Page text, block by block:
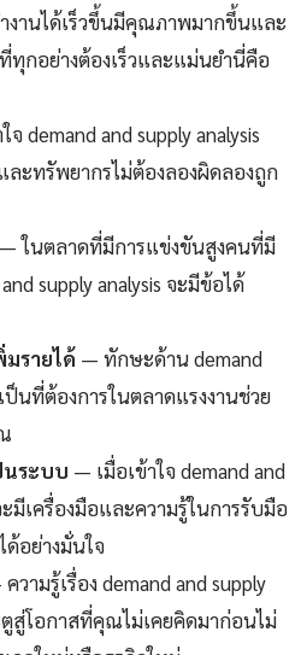
งานได้เร็วขึ้นมีคุณภาพมากขึ้นและ
กอย่างต้องเร็วและแม่นยำนี่คือ
จ demand and supply analysis
ละทรัพยากรไม่ต้องลองผิดลองถูก
— ในตลาดที่มีการแข่งขันสูงคนที่มี
supply analysis จะมีข้อได้
รายได้ — ทักษะด้าน demand
ป็นที่ต้องการในตลาดแรงงานช่วย
นระบบ — เมื่อเข้าใจ demand and
มีเครื่องมือและความรู้ในการรับมือ
อย่างมั่นใจ
วามรู้เรื่อง demand and supply
ตูสู่โอกาสที่คุณไม่เคยคิดมาก่อนไม่